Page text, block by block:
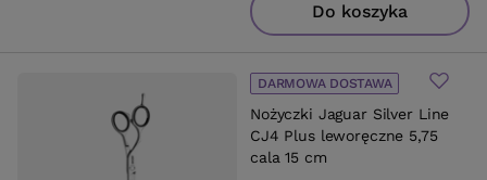
Do koszyka
Nożyczki Jaguar Silver Line
CJ4 Plus leworęczne 5,75
cala 15 cm
DARMOWA DOSTAWA